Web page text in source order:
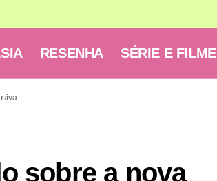
RESENHA SÉRIE E FILME
sobre a nova